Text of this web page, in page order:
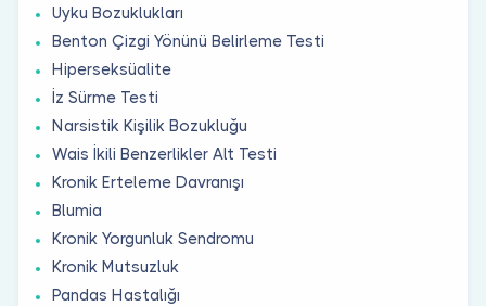
Uyku Bozuklukları
Benton Çizgi Yönünü Belirleme Testi
Hiperseksüalite
İz Sürme Testi
Narsistik Kişilik Bozukluğu
Wais İkili Benzerlikler Alt Testi
Kronik Erteleme Davranışı
Blumia
Kronik Yorgunluk Sendromu
Kronik Mutsuzluk
Pandas Hastalığı